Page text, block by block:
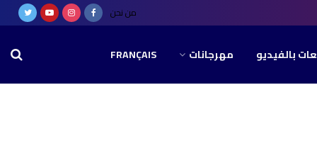
من نحن
بالفيديو مهرجانات FRANÇAIS